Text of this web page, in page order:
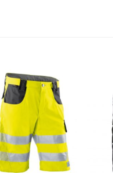
Zur
Wunschliste
hinzufügen